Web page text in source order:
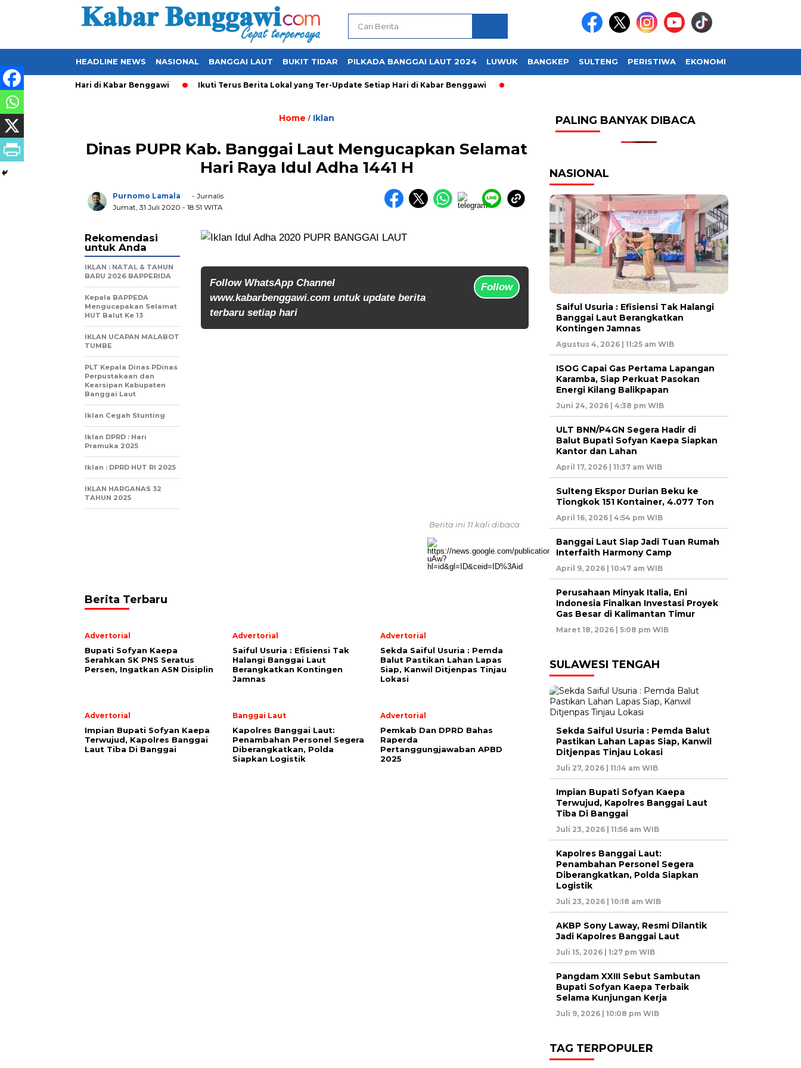
HEADLINE NEWS NASIONAL BANGGAI LAUT BUKIT TIDAR PILKADA BANGGAI LAUT 2024 LUWUK BANGKEP SULTENG PERISTIWA EKONOMI
Setiap Hari di Kabar Benggawi Ikuti Terus Berita Lokal yang Ter-Update Setiap Hari di Kabar Benggawi
Home / Iklan
Dinas PUPR Kab. Banggai Laut Mengucapkan Selamat
Hari Raya Idul Adha 1441 H
Purnomo Lamala
- Jurnalis
Jumat, 31 Juli 2020 - 18:51 WITA
Follow WhatsApp Channel
www.kabarbenggawi.com untuk update berita
terbaru setiap hari
Follow
Rekomendasi
untuk Anda
IKLAN : NATAL & TAHUN
BARU 2026 BAPPERIDA
Kepala BAPPEDA
Mengucapakan Selamat
HUT Balut Ke 13
IKLAN UCAPAN MALABOT
TUMBE
PLT Kepala Dinas PDinas
Perpustakaan dan
Kearsipan Kabupaten
Banggai Laut
Iklan Cegah Stunting
Iklan DPRD : Hari
Pramuka 2025
Iklan : DPRD HUT RI 2025
IKLAN HARGANAS 32
TAHUN 2025
Berita ini 11 kali dibaca
Berita Terbaru
Advertorial
Bupati Sofyan Kaepa
Serahkan SK PNS Seratus
Persen, Ingatkan ASN Disiplin
Advertorial
Saiful Usuria : Efisiensi Tak
Halangi Banggai Laut
Berangkatkan Kontingen
Jamnas
Advertorial
Sekda Saiful Usuria : Pemda
Balut Pastikan Lahan Lapas
Siap, Kanwil Ditjenpas Tinjau
Lokasi
Advertorial
Impian Bupati Sofyan Kaepa
Terwujud, Kapolres Banggai
Laut Tiba Di Banggai
Banggai Laut
Kapolres Banggai Laut:
Penambahan Personel Segera
Diberangkatkan, Polda
Siapkan Logistik
Advertorial
Pemkab Dan DPRD Bahas
Raperda
Pertanggungjawaban APBD
2025
PALING BANYAK DIBACA
NASIONAL
Saiful Usuria : Efisiensi Tak Halangi
Banggai Laut Berangkatkan
Kontingen Jamnas
Agustus 4, 2026 | 11:25 am WIB
ISOG Capai Gas Pertama Lapangan
Karamba, Siap Perkuat Pasokan
Energi Kilang Balikpapan
Juni 24, 2026 | 4:38 pm WIB
ULT BNN/P4GN Segera Hadir di
Balut Bupati Sofyan Kaepa Siapkan
Kantor dan Lahan
April 17, 2026 | 11:37 am WIB
Sulteng Ekspor Durian Beku ke
Tiongkok 151 Kontainer, 4.077 Ton
April 16, 2026 | 4:54 pm WIB
Banggai Laut Siap Jadi Tuan Rumah
Interfaith Harmony Camp
April 9, 2026 | 10:47 am WIB
Perusahaan Minyak Italia, Eni
Indonesia Finalkan Investasi Proyek
Gas Besar di Kalimantan Timur
Maret 18, 2026 | 5:08 pm WIB
SULAWESI TENGAH
Sekda Saiful Usuria : Pemda Balut
Pastikan Lahan Lapas Siap, Kanwil
Ditjenpas Tinjau Lokasi
Juli 27, 2026 | 11:14 am WIB
Impian Bupati Sofyan Kaepa
Terwujud, Kapolres Banggai Laut
Tiba Di Banggai
Juli 23, 2026 | 11:56 am WIB
Kapolres Banggai Laut:
Penambahan Personel Segera
Diberangkatkan, Polda Siapkan
Logistik
Juli 23, 2026 | 10:18 am WIB
AKBP Sony Laway, Resmi Dilantik
Jadi Kapolres Banggai Laut
Juli 15, 2026 | 1:27 pm WIB
Pangdam XXIII Sebut Sambutan
Bupati Sofyan Kaepa Terbaik
Selama Kunjungan Kerja
Juli 9, 2026 | 10:08 pm WIB
TAG TERPOPULER